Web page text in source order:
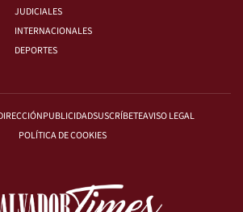
JUDICIALES
INTERNACIONALES
DEPORTES
PUBLICIDADSUSCRÍBETEAVISO LEGAL
POLÍTICA DE COOKIES